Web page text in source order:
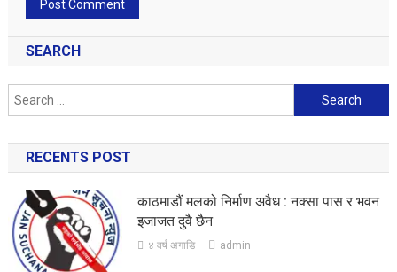
SEARCH
Search
for:
RECENTS POST
काठमाडौं मलको निर्माण अवैध : नक्सा पास र भवन
इजाजत दुवै छैन
४ वर्ष अगाडि admin